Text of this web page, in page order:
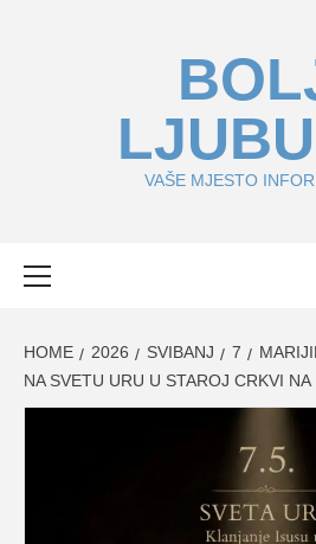
VAŠE MJESTO
HOME 2026 SVIBANJ 7
NA SVETU URU U STAROJ CRKVI NA